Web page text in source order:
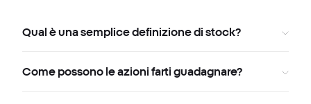
Qual è una semplice definizione di stock?
Come possono le azioni farti guadagnare?